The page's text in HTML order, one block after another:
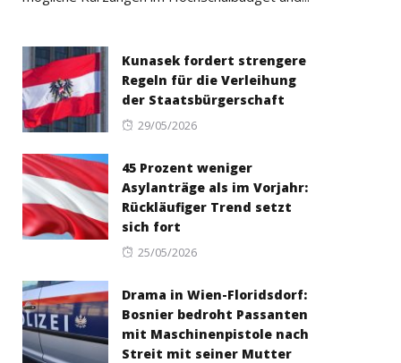
Kunasek fordert strengere
Regeln für die Verleihung
der Staatsbürgerschaft
Posted
29/05/2026
45 Prozent weniger
Asylanträge als im Vorjahr:
Rückläufiger Trend setzt
sich fort
Posted
25/05/2026
Drama in Wien-Floridsdorf:
Bosnier bedroht Passanten
mit Maschinenpistole nach
Streit mit seiner Mutter